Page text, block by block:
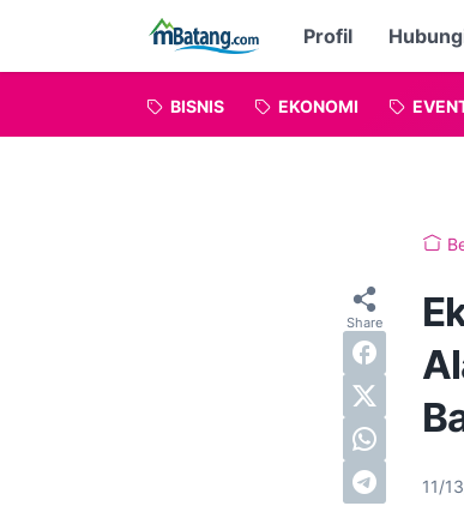
Profil
BISNIS EKONOMI
11/